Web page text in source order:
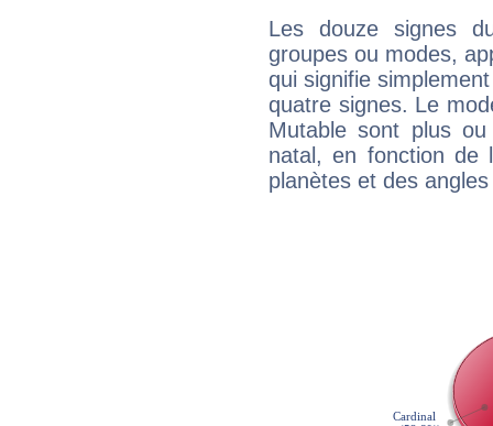
Les douze signes
groupes ou modes,
qui signifie
quatre signes. Le
Mutable sont plus
natal, en fonction de
planètes et des